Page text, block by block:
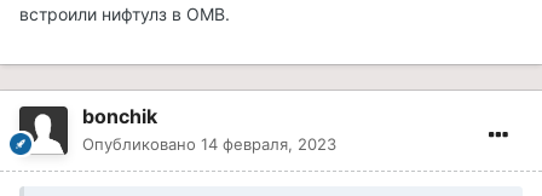
встроили нифтулз в ОМВ.
bonchik
Опубликовано 14 февраля, 2023